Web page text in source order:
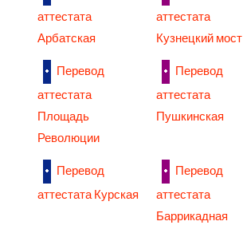
аттестата
Арбатская
аттестата
Кузнецкий мост
Перевод
аттестата
Площадь
Революции
Перевод
аттестата
Пушкинская
Перевод
аттестата Курская
Перевод
аттестата
Баррикадная